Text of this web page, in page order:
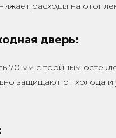
расходы на
дверь:
70 мм с тройным
защищают от холода и